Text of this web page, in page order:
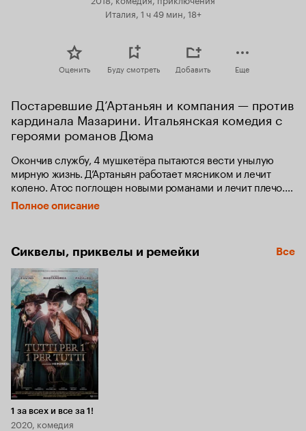
Италия, 1 ч 49 мин, 18+
Оценить Буду смотреть Добавить Еще
Постаревшие Д’Артаньян и компания — против
кардинала Мазарини. Итальянская комедия с
героями романов Дюма
Окончив службу, 4 мушкетёра пытаются вести унылую
мирную жизнь. Д’Артаньян работает мясником и лечит
колено. Атос поглощен новыми романами и лечит плечо.
Арамис стал аббатом в монастыре. Портос, похудевший и
несчастный, стал заложником Бахуса. Но когда королева
Полное описание
Сиквелы, приквелы и ремейки Все
1 за всех и все за 1!
2020, комедия